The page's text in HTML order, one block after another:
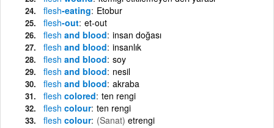
flesh-eating Etobur
flesh-out et-out
flesh and blood insan doğası
flesh and blood insanlık
flesh and blood soy
flesh and blood nesil
flesh and blood akraba
flesh colored ten rengi
flesh colour ten rengi
flesh colour (Sanat) etrengi